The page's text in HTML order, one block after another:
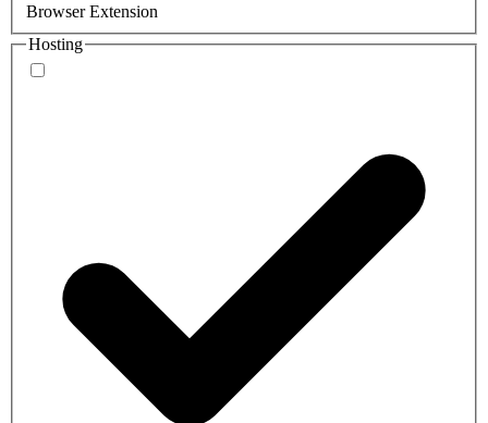
Browser Extension
Hosting